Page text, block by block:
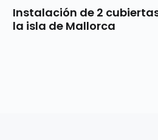
Instalación de 2
la isla de Mallorca